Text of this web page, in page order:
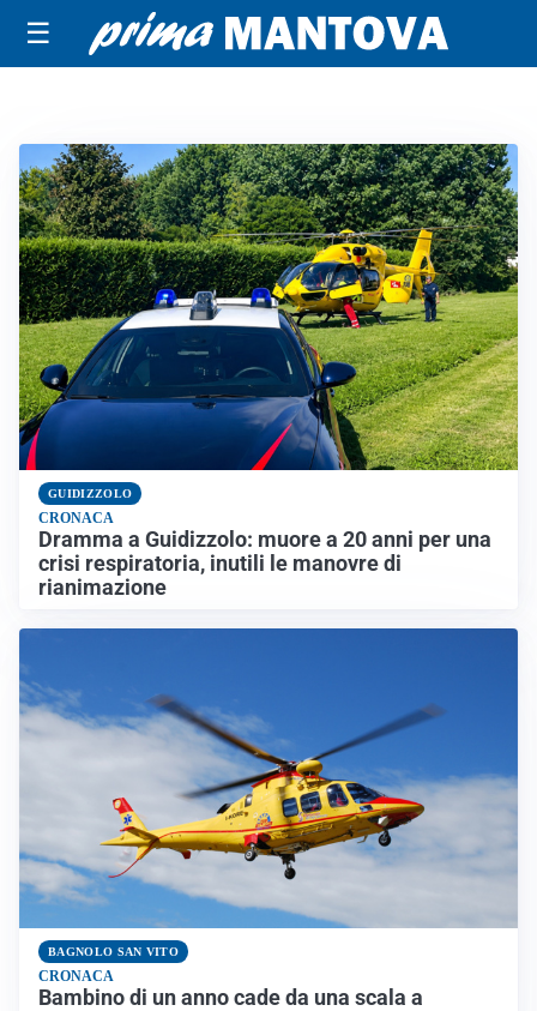
☰
GUIDIZZOLO
CRONACA
Dramma a Guidizzolo: muore a 20 anni per una
crisi respiratoria, inutili le manovre di
rianimazione
BAGNOLO SAN VITO
CRONACA
Bambino di un anno cade da una scala a